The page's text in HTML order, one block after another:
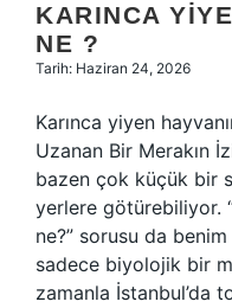
KARINCA
NE ?
Tarih: Haziran 24, 2026
Karınca yiyen
Uzanan Bir Merakın
bazen çok küçük bir
yerlere götürebiliyor.
ne?” sorusu da
sadece biyolojik bir
zamanla İstanbul’da